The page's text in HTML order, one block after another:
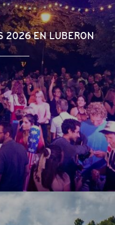
2026 EN LUBERON